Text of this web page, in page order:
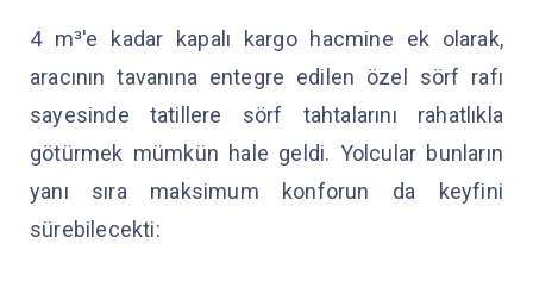
4 m³'e kadar kapalı kargo hacmine ek olarak,
aracının tavanına entegre edilen özel sörf rafı
sayesinde tatillere sörf tahtalarını rahatlıkla
götürmek mümkün hale geldi. Yolcular bunların
yanı sıra maksimum konforun da keyfini
sürebilecekti: